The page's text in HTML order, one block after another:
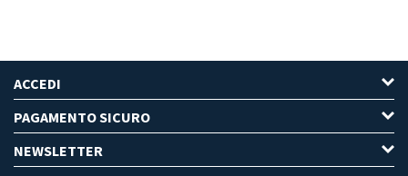
ACCEDI
PAGAMENTO SICURO
NEWSLETTER